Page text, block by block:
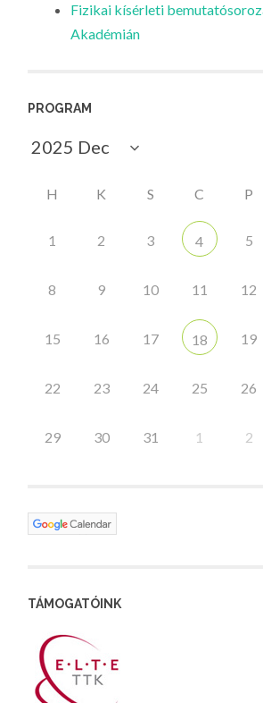
Fizikai kísérleti
Akadémián
PROGRAM
H K S C P
1 2 3 4 5
8 9 10 11 12
15 16 17 18 19
22 23 24 25 26
29 30 31 1 2
TÁMOGATÓINK